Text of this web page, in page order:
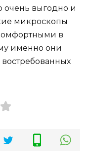
очень выгодно и
микроскопы
в
именно они
востребованных